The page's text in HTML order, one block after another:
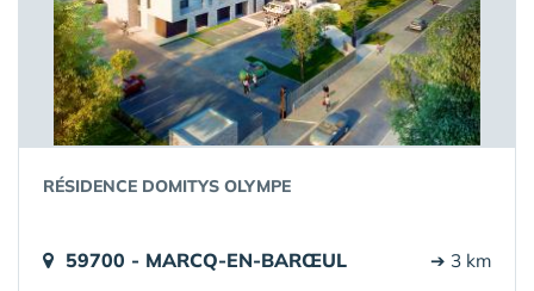
RÉSIDENCE DOMITYS OLYMPE
59700 - MARCQ-EN-BARŒUL ➔ 3 km